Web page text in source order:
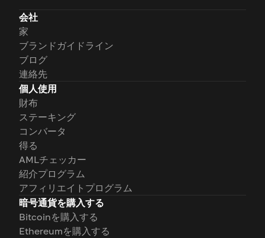
会社
家
ブランドガイドライン
ブログ
連絡先
個人使用
財布
ステーキング
コンバータ
得る
AMLチェッカー
紹介プログラム
アフィリエイトプログラム
暗号通貨を購入する
Bitcoinを購入する
Ethereumを購入する